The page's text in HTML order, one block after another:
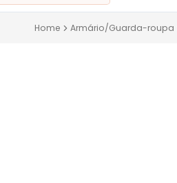
Home Armário/Guarda-roupa